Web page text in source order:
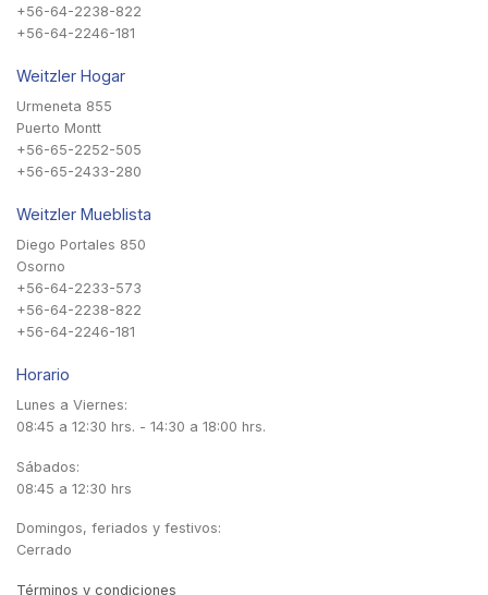
+56-64-2238-822
+56-64-2246-181
Weitzler Hogar
Urmeneta 855
Puerto Montt
+56-65-2252-505
+56-65-2433-280
Weitzler Mueblista
Diego Portales 850
Osorno
+56-64-2233-573
+56-64-2238-822
+56-64-2246-181
Horario
Lunes a Viernes:
08:45 a 12:30 hrs. - 14:30 a 18:00 hrs.
Sábados:
08:45 a 12:30 hrs
Domingos, feriados y festivos:
Cerrado
Términos y condiciones